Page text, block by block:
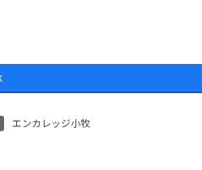
エンカレッジ小牧